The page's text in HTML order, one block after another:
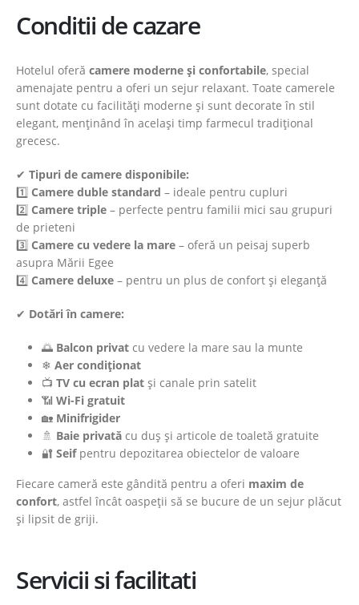
Conditii de cazare
Hotelul oferă camere moderne și confortabile, special
amenajate pentru a oferi un sejur relaxant. Toate camerele
sunt dotate cu facilități moderne și sunt decorate în stil
elegant, menținând în același timp farmecul tradițional
grecesc.
✔ Tipuri de camere disponibile:
1️⃣ Camere duble standard – ideale pentru cupluri
2️⃣ Camere triple – perfecte pentru familii mici sau grupuri
de prieteni
3️⃣ Camere cu vedere la mare – oferă un peisaj superb
asupra Mării Egee
4️⃣ Camere deluxe – pentru un plus de confort și eleganță
✔ Dotări în camere:
🌅 Balcon privat cu vedere la mare sau la munte
❄ Aer condiționat
📺 TV cu ecran plat și canale prin satelit
📶 Wi-Fi gratuit
🏡 Minifrigider
🚿 Baie privată cu duș și articole de toaletă gratuite
🔐 Seifpentru depozitarea obiectelor de valoare
Fiecare cameră este gândită pentru a oferi maxim de
confort, astfel încât oaspeții să se bucure de un sejur plăcut
și lipsit de griji.
Servicii si facilitati